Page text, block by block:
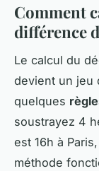
Comment
différence
Le calcul du
devient un jeu
quelques
soustrayez 4
est 16h à
méthode